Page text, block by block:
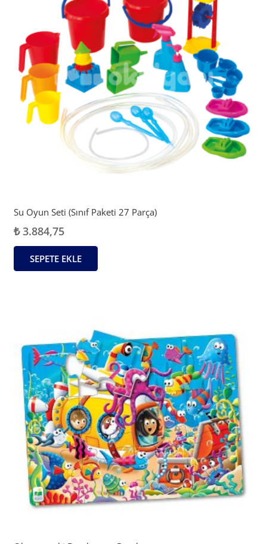
Su Oyun Seti (Sınıf Paketi 27 Parça)
₺3.884,75
SEPETE EKLE